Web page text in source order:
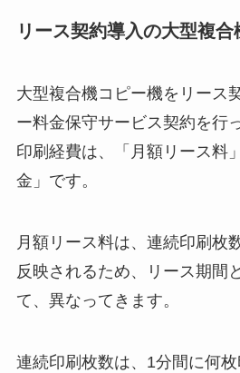
リース契約導入の大型複合
大型複合機コピー機をリース
ー料金保守サービス契約を行
印刷経費は、「月額リース料
金」です。
月額リース料は、連続印刷枚
反映されるため、リース期間
て、異なってきます。
連続印刷枚数は、1分間に何